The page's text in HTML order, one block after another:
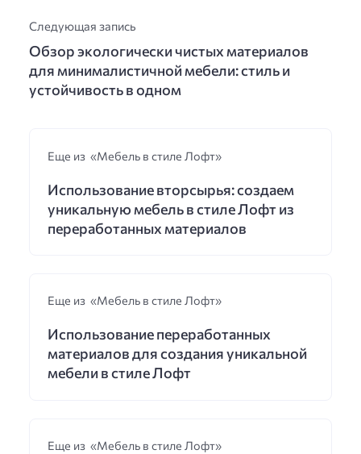
Следующая запись
Обзор экологически чистых материалов
для минималистичной мебели: стиль и
устойчивость в одном
Еще из «Мебель в стиле Лофт»
Использование вторсырья: создаем
уникальную мебель в стиле Лофт из
переработанных материалов
Еще из «Мебель в стиле Лофт»
Использование переработанных
материалов для создания уникальной
мебели в стиле Лофт
Еще из «Мебель в стиле Лофт»